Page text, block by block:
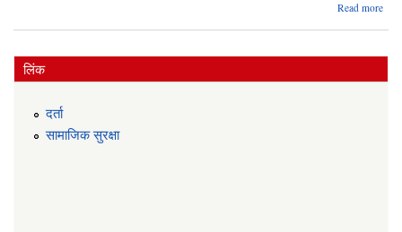
Read more
लिंक
दर्ता
सामाजिक सुरक्षा